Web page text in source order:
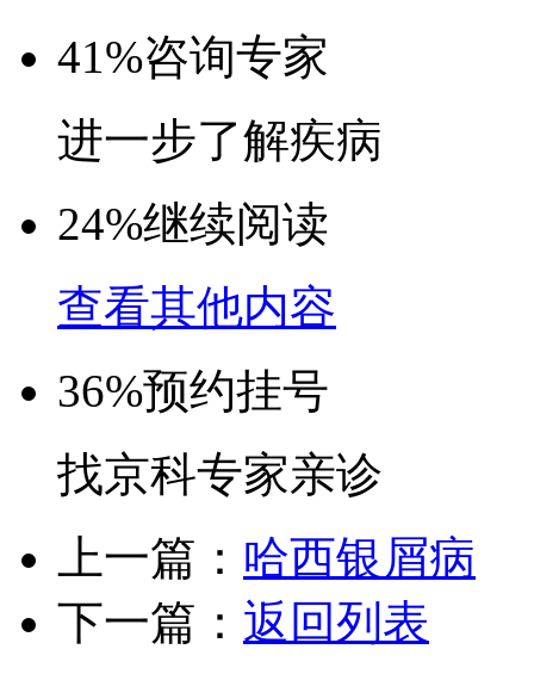
41%咨询专家
进一步了解疾病
24%继续阅读
查看其他内容
36%预约挂号
找京科专家亲诊
上一篇： 哈西银屑病
下一篇： 返回列表